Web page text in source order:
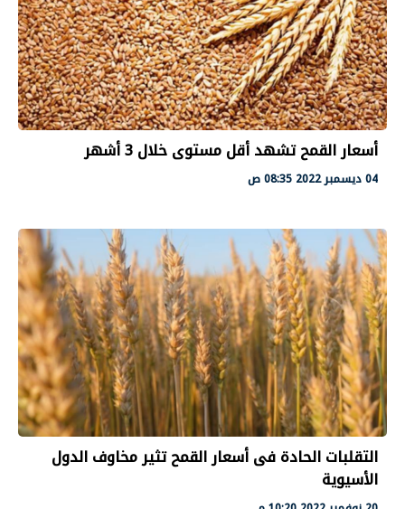
أسعار القمح تشهد أقل مستوى خلال 3 أشهر
04 ديسمبر 2022 08:35 ص
التقلبات الحادة فى أسعار القمح تثير مخاوف الدول
الأسيوية